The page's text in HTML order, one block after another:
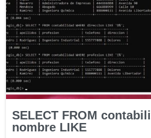
SELECT FROM
nombre LIKE